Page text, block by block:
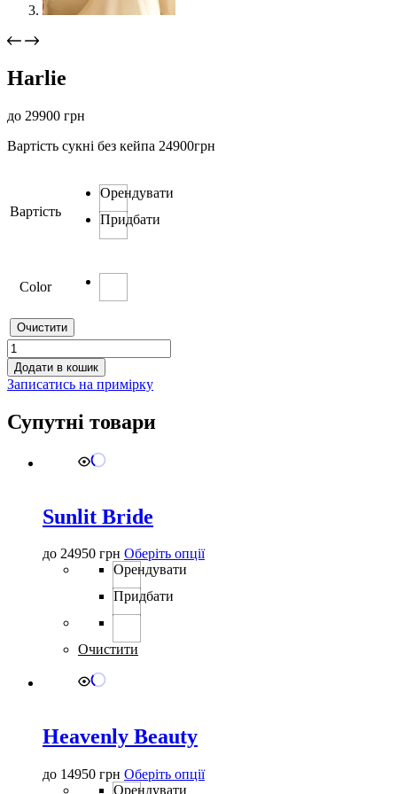
Harlie
до 29900 грн
Вартість сукні без кейпа 24900грн
Вартість
Орендувати
Придбати
Color
Очистити
Harlie
кількість
Додати в кошик
Записатись на примірку
Супутні товари
Sunlit Bride
до 24950 грн Оберіть опціїЦей
Орендувати
Придбати
Очистити
Heavenly Beauty
до 14950 грн Оберіть опціїЦей
Орендувати